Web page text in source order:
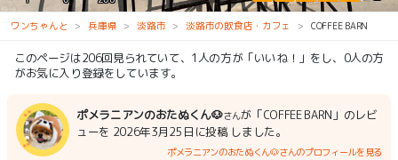
ワンちゃんと 兵庫県 淡路市 淡路市の飲食店・カフェ COFFEE BARN
このページは206回見られていて、1人の方が「いいね！」をし、0人の方
がお気に入り登録をしています。
ポメラニアンのおたぬくん🐶さんが「COFFEE BARN」のレビ
ューを 2026年3月25日に投稿 しました。
ポメラニアンのおたぬくん🐶さんのプロフィールを見る